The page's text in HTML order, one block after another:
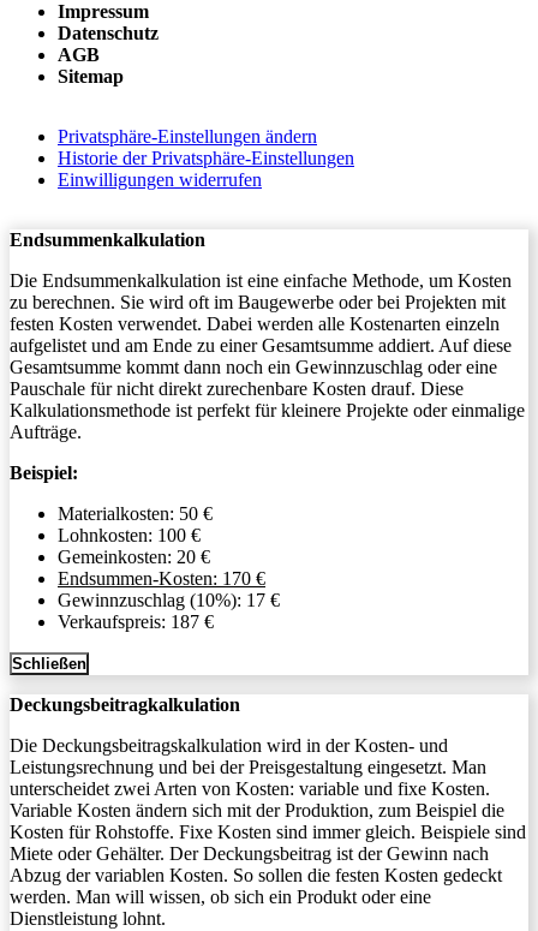
Impressum
Datenschutz
AGB
Sitemap
Privatsphäre-Einstellungen ändern
Historie der Privatsphäre-Einstellungen
Einwilligungen widerrufen
Endsummenkalkulation
Die Endsummenkalkulation ist eine einfache Methode, um Kosten
zu berechnen. Sie wird oft im Baugewerbe oder bei Projekten mit
festen Kosten verwendet. Dabei werden alle Kostenarten einzeln
aufgelistet und am Ende zu einer Gesamtsumme addiert. Auf diese
Gesamtsumme kommt dann noch ein Gewinnzuschlag oder eine
Pauschale für nicht direkt zurechenbare Kosten drauf. Diese
Kalkulationsmethode ist perfekt für kleinere Projekte oder einmalige
Aufträge.
Beispiel:
Materialkosten: 50 €
Lohnkosten: 100 €
Gemeinkosten: 20 €
Endsummen-Kosten: 170 €
Gewinnzuschlag (10%): 17 €
Verkaufspreis: 187 €
Schließen
Deckungsbeitragkalkulation
Die Deckungsbeitragskalkulation wird in der Kosten- und
Leistungsrechnung und bei der Preisgestaltung eingesetzt. Man
unterscheidet zwei Arten von Kosten: variable und fixe Kosten.
Variable Kosten ändern sich mit der Produktion, zum Beispiel die
Kosten für Rohstoffe. Fixe Kosten sind immer gleich. Beispiele sind
Miete oder Gehälter. Der Deckungsbeitrag ist der Gewinn nach
Abzug der variablen Kosten. So sollen die festen Kosten gedeckt
werden. Man will wissen, ob sich ein Produkt oder eine
Dienstleistung lohnt.